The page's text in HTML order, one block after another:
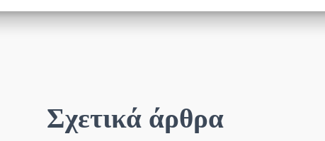
Σχετικά άρθρα